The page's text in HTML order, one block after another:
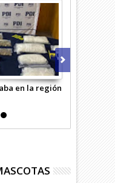
en la región